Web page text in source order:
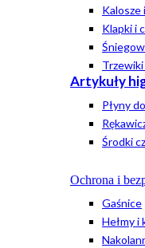
Kalosze
Klapki i
Artykuły
Płyny
Środki
Ochrona i
Gaśnice
Hełmy i